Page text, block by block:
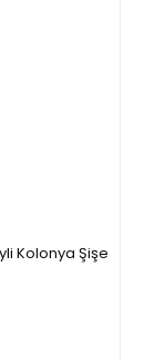
Kolonya Şişe